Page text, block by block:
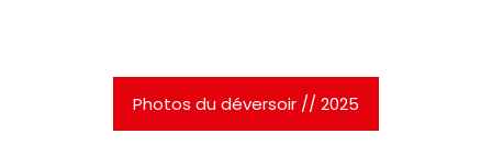
Photos du déversoir // 2025